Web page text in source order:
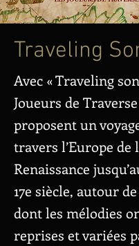
Traveling
Avec « Traveling
Joueurs de
proposent un
travers l’Europe de
Renaissance
17e siècle, autour
dont les mélodies
reprises et variées